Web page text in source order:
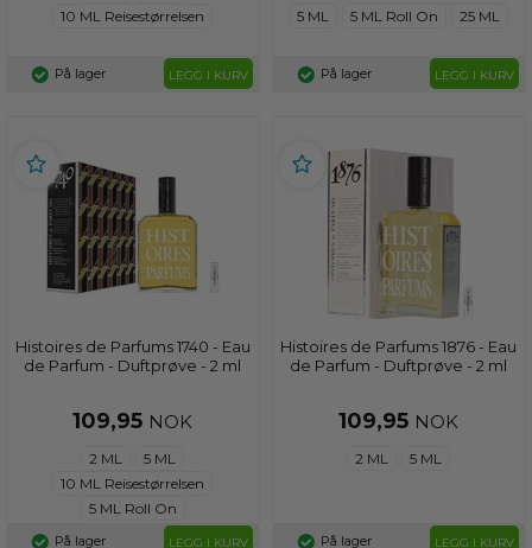
10 ML Reisestørrelsen
På lager LEGG I KURV
5 ML
5 ML Roll On 25 ML
På lager LEGG I KURV
Histoires de Parfums 1740 - Eau
de Parfum - Duftprøve - 2 ml
109,95 NOK
2 ML
5 ML
10 ML Reisestørrelsen
5 ML Roll On
På lager LEGG I KURV
Histoires de Parfums 1876 - Eau
de Parfum - Duftprøve - 2 ml
109,95 NOK
2 ML 5 ML
På lager LEGG I KURV